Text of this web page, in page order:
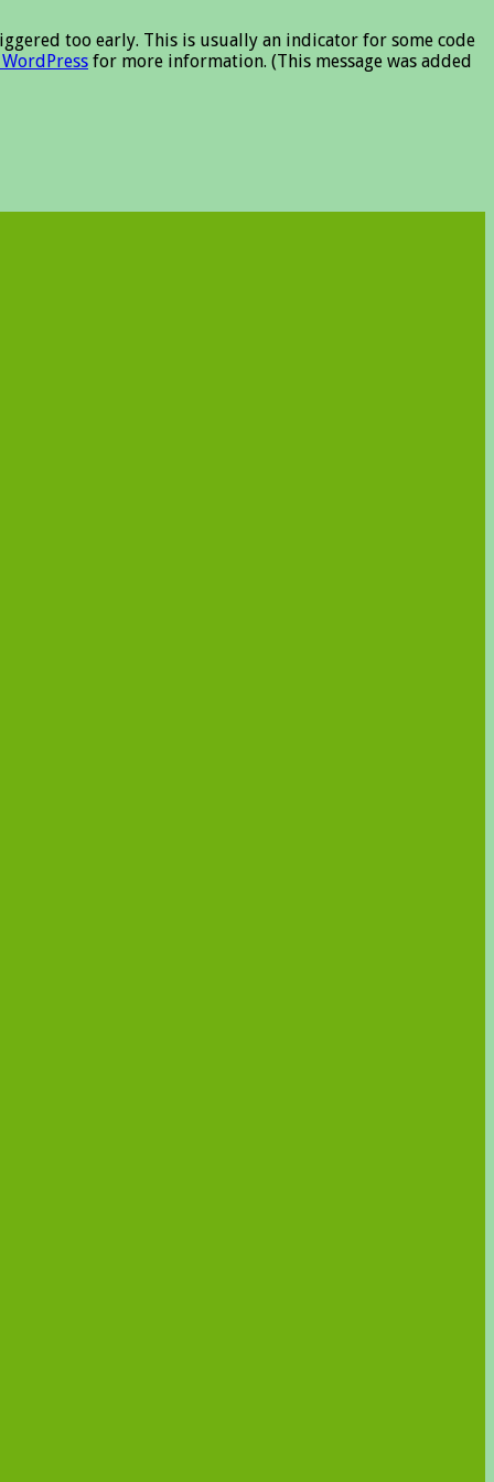
too early. This is usually an indicator for some code
for more information. (This message was added